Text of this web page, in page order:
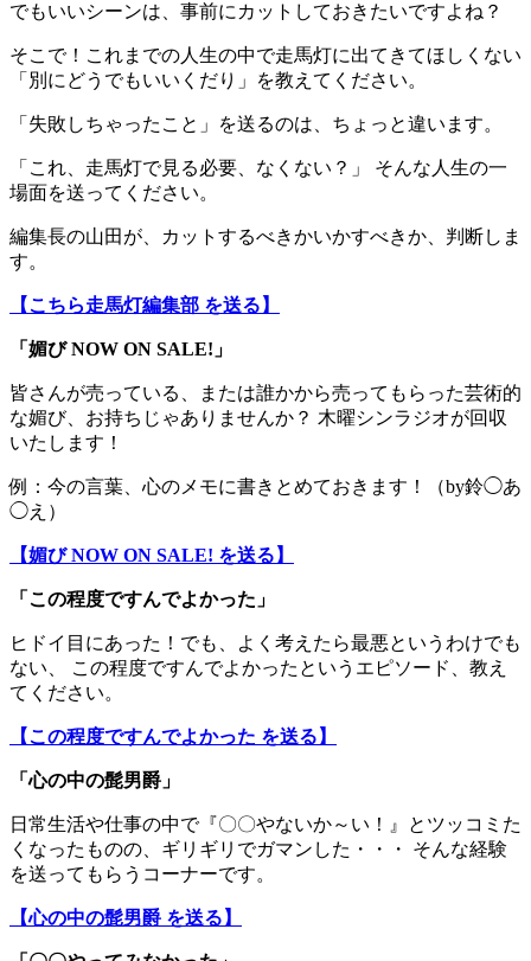
でもいいシーンは、事前にカットしておきたいですよね？
そこで！これまでの人生の中で走馬灯に出てきてほしくない
「別にどうでもいいくだり」を教えてください。
「失敗しちゃったこと」を送るのは、ちょっと違います。
「これ、走馬灯で見る必要、なくない？」 そんな人生の一
場面を送ってください。
編集長の山田が、カットするべきかいかすべきか、判断しま
す。
【こちら走馬灯編集部 を送る】
「媚び NOW ON SALE!」
皆さんが売っている、または誰かから売ってもらった芸術的
な媚び、お持ちじゃありませんか？ 木曜シンラジオが回収
いたします！
例：今の言葉、心のメモに書きとめておきます！（by鈴◯あ
◯え）
【媚び NOW ON SALE! を送る】
「この程度ですんでよかった」
ヒドイ目にあった！でも、よく考えたら最悪というわけでも
ない、 この程度ですんでよかったというエピソード、教え
てください。
【この程度ですんでよかった を送る】
「心の中の髭男爵 」
日常生活や仕事の中で『〇〇やないか～い！』とツッコミた
くなったものの、ギリギリでガマンした・・・ そんな経験
を送ってもらうコーナーです。
【心の中の髭男爵 を送る】